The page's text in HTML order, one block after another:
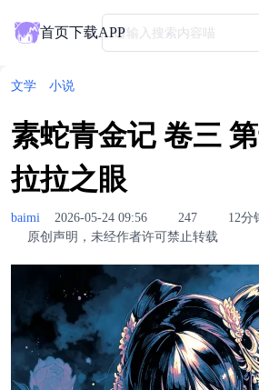
首页下载APP请输入搜索内容喵
文学 小说
素蛇青金记 卷三
拉拉之眼
baimi 2026-05-24 09:56 247
12分
原创声明，未经作者许可禁止转载